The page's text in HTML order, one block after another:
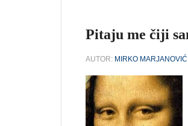
Pitaju me čiji
AUTOR: MIRKO MARJANOVIĆ